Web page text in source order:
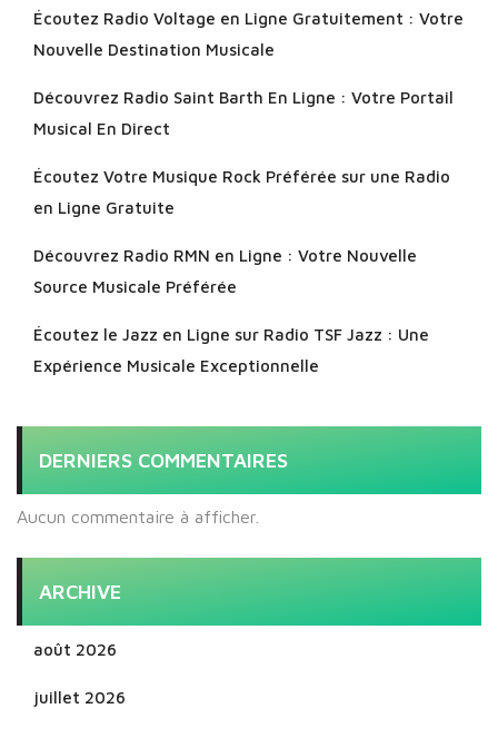
Écoutez Radio Voltage en Ligne Gratuitement : Votre
Nouvelle Destination Musicale
Découvrez Radio Saint Barth En Ligne : Votre Portail
Musical En Direct
Écoutez Votre Musique Rock Préférée sur une Radio
en Ligne Gratuite
Découvrez Radio RMN en Ligne : Votre Nouvelle
Source Musicale Préférée
Écoutez le Jazz en Ligne sur Radio TSF Jazz : Une
Expérience Musicale Exceptionnelle
DERNIERS COMMENTAIRES
Aucun commentaire à afficher.
ARCHIVE
août 2026
juillet 2026